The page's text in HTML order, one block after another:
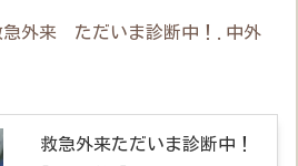
外来 ただいま診断中！.中外
救急外来ただいま診断中！